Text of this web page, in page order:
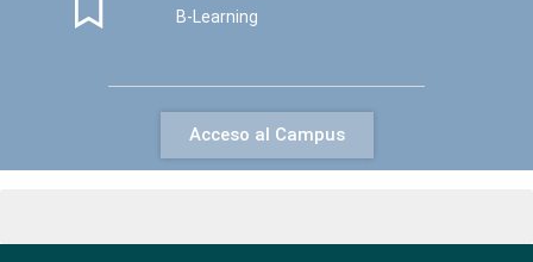
B-Learning
Acceso al Campus